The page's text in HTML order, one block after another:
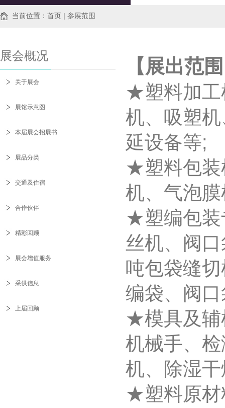
当前位置：首页 | 参展范围
展会概况
关于展会
展馆示意图
本届展会招展书
展品分类
交通及住宿
合作伙伴
精彩回顾
展会增值服务
采供信息
上届回顾
【展出范
★塑料加工
机、吸塑
延设备等;
★塑料包装
机、气泡
★塑编包装
丝机、阀
吨包袋缝
编袋、阀
★模具及辅
机械手、
机、除湿
★塑料原材